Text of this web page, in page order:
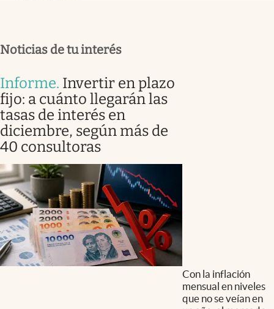
Noticias de tu interés
Informe. Invertir en plazo
fijo: a cuánto llegarán las
tasas de interés en
diciembre, según más de
40 consultoras
Con la inflación
mensual en niveles
que no se veían en